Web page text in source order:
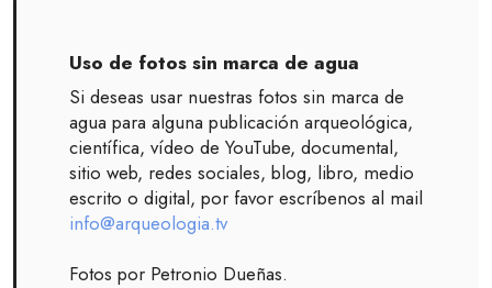
Uso de fotos sin marca de agua
Si deseas usar nuestras fotos sin marca de
agua para alguna publicación arqueológica,
científica, vídeo de YouTube, documental,
sitio web, redes sociales, blog, libro, medio
escrito o digital, por favor escríbenos al mail
info@arqueologia.tv
Fotos por Petronio Dueñas.